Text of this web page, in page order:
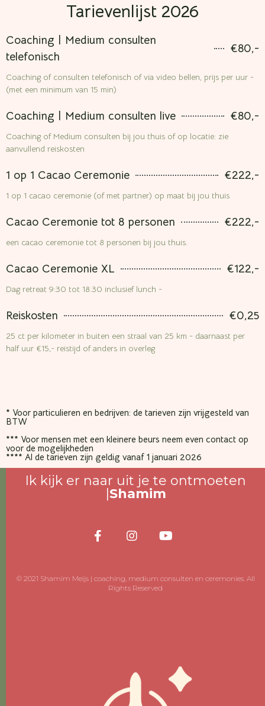
Tarievenlijst 2026
Coaching | Medium consulten
telefonisch
€80,-
Coaching of consulten telefonisch of via video bellen, prijs per uur -
(met een minimum van 15 min)
Coaching | Medium consulten live €80,-
Coaching of Medium consulten bij jou thuis of op locatie: zie
aanvullend reiskosten
1 op 1 Cacao Ceremonie €222,-
1 op 1 cacao ceremonie (of met partner) op maat bij jou thuis
Cacao Ceremonie tot 8 personen €222,-
een cacao ceremonie tot 8 personen bij jou thuis.
Cacao Ceremonie XL €122,-
Dag retreat 9:30 tot 18.30 inclusief lunch -
Reiskosten €0,25
25 ct per kilometer in buiten een straal van 25 km - daarnaast per
half uur €15,- reistijd of anders in overleg
* Voor particulieren en bedrijven: de tarieven zijn vrijgesteld van
BTW
*** Voor mensen met een kleinere beurs neem even contact op
voor de mogelijkheden
**** Al de tarieven zijn geldig vanaf 1 januari 2026
Ik kijk er naar uit je te ontmoeten
Shamim
© 2021 Shamim Meijs | coaching, medium consulten en ceremonies. All
Rights Reserved